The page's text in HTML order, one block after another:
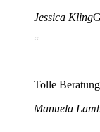
Jessica Kling
“
Tolle
Manuela